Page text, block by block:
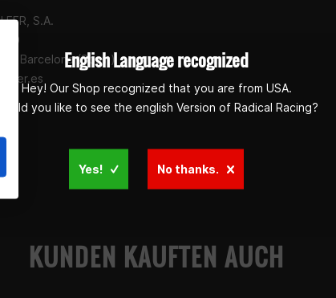
S.A.
50
- Barcelona (Spain)
KUNDEN KAUFTEN AUCH
English Language recognized
Hey! Our Shop recognized that you are from USA.
Would you like to see the english Version of Radical Racing?
Yes! No thanks.